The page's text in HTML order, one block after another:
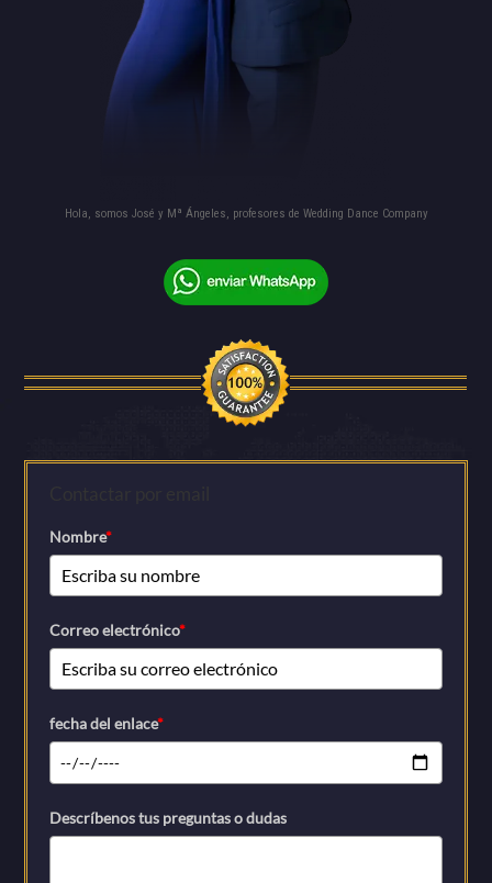
Hola, somos José y Mª Ángeles, profesores de Wedding Dance Company
Nombre*
Correo electrónico*
fecha del enlace*
Descríbenos tus preguntas o dudas